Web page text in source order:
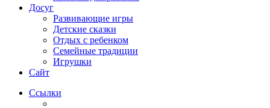
Досуг
Развивающие игры
Детские сказки
Отдых с ребенком
Семейные традиции
Игрушки
Сайт
Ссылки